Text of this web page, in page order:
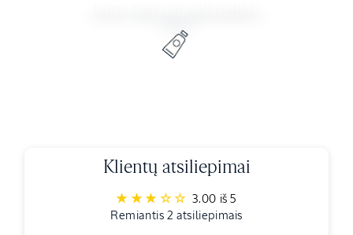
Klientų atsiliepimai
3.00 iš 5
Remiantis 2 atsiliepimais